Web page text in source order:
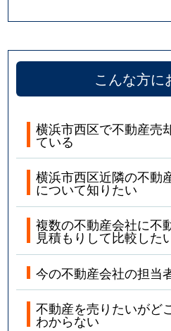
こんな方に
横浜市西区で不動産売
ている
横浜市西区近隣の不動
について知りたい
複数の不動産会社に不
見積もりして比較した
今の不動産会社の担当
不動産を売りたいがど
わからない